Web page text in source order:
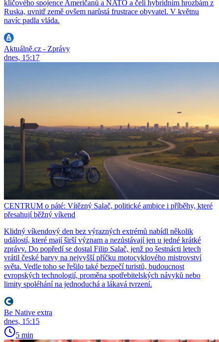
klíčového spojence Američanů a NATO a čelí hybridním hrozbám z
Ruska, uvnitř země ovšem narůstá frustrace obyvatel. V květnu
navíc padla vláda.
Aktuálně.cz - Zprávy
dnes, 15:17
CENTRUM o páté: Vítězný Salač, politické ambice i příběhy, které
přesahují běžný víkend
Klidný víkendový den bez výrazných extrémů nabídl několik
událostí, které mají širší význam a nezůstávají jen u jedné krátké
zprávy. Do popředí se dostal Filip Salač, jenž po šestnácti letech
vrátil české barvy na nejvyšší příčku motocyklového mistrovství
světa. Vedle toho se řešilo také bezpečí turistů, budoucnost
evropských technologií, proměna spotřebitelských návyků nebo
limity spoléhání na jednoduchá a lákavá tvrzení.
Be Native extra
dnes, 15:15
5 min